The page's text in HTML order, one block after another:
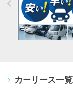
カーリース一覧